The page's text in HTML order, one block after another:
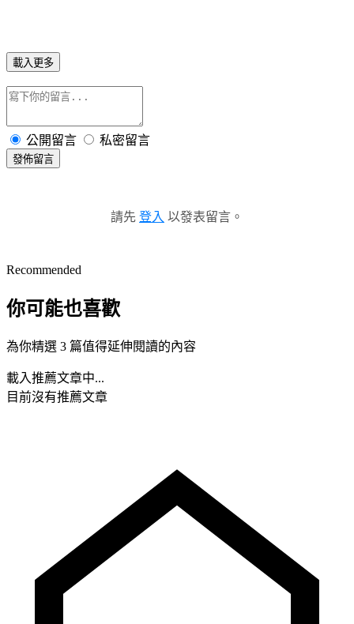
載入更多
公開留言 私密留言
發佈留言
請先 登入 以發表留言。
Recommended
你可能也喜歡
為你精選 3 篇值得延伸閱讀的內容
載入推薦文章中...
目前沒有推薦文章